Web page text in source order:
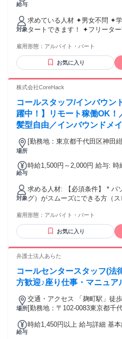
給与
＋インセンティブ制度あり』
ごとに＋2,000円のため、頑張
す。 最低保証1500円
対象
求めている人材 ✦男女不問 ✦
タートできます！ ✦フリーター歓迎
きたい方 ・営業スキルを身に
ある方 ・将来社員を目指したい方 【こんな経験が活
す】 コールセンターでのアウ
迎！ 飲食店などで接客の経験
￣￣V￣￣￣￣￣￣￣￣￣￣￣
めた方でも当社は気にしません
のでスタッフの定着率が良いの
バックをして安心して働ける環
雇用形態： アルバイト・パート
お気に入り
株式会社CoreHack
コールスタッフ/インバウン
躍中！】リモート稼働OK
髪型自由／インバウンドメ
ッフ
場所
[勤務地：東京都千代田区神田
給与
時給1,500円～2,000円 給与: 時給 ￥1,500 以上～ ※交通費支
対象
求める人材: 【必須条件】 * パソコンの文字入力（タイピン
グ）がスムーズにできる方（スピー
[主婦（夫）・フリーター・学
話すのが好きな方、聞き上手
の方も大歓迎 * ※コールセンタ
雇用形態： アルバイト・パート
お気に入り
弁護士法人あらた
コールセンタースタッフ(法
方歓迎♪座り仕事・マニュ
場所
交通・アクセス 「麹町駅」徒
分、「半蔵門駅」徒歩5分
[勤務地：〒102-0083東京都千
給与
時給1,450円以上 給与詳細 基本給：